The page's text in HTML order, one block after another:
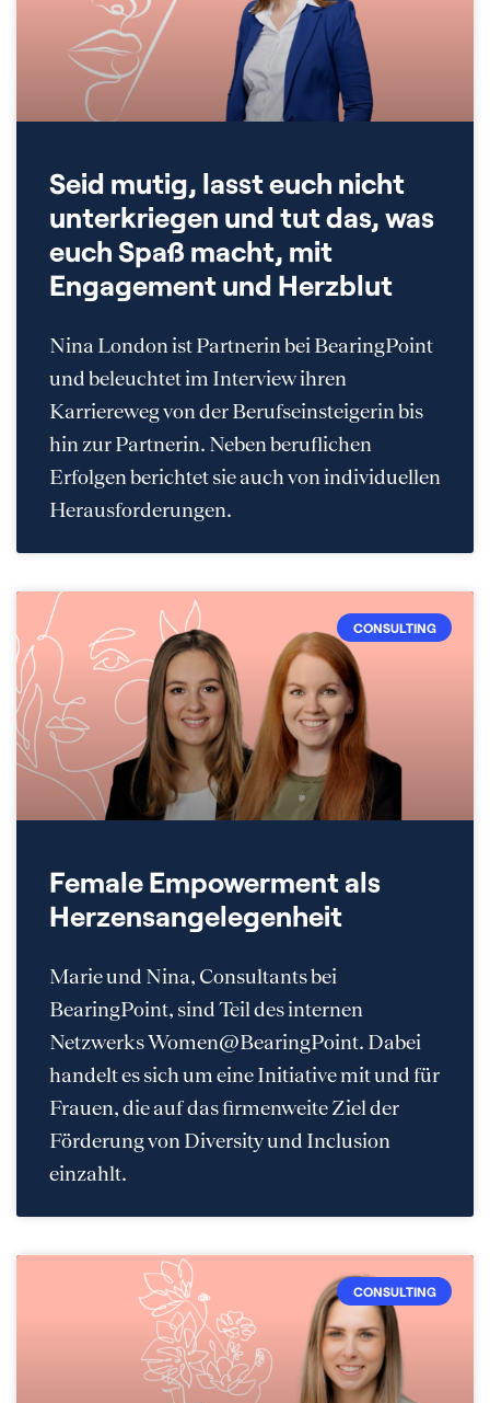
Seid mutig, lasst euch nicht
unterkriegen und tut das, was
euch Spaß macht, mit
Engagement und Herzblut
Nina London ist Partnerin bei BearingPoint
und beleuchtet im Interview ihren
Karriereweg von der Berufseinsteigerin bis
hin zur Partnerin. Neben beruflichen
Erfolgen berichtet sie auch von individuellen
Herausforderungen.
CONSULTING
Female Empowerment als
Herzensangelegenheit
Marie und Nina, Consultants bei
BearingPoint, sind Teil des internen
Netzwerks Women@BearingPoint. Dabei
handelt es sich um eine Initiative mit und für
Frauen, die auf das firmenweite Ziel der
Förderung von Diversity und Inclusion
einzahlt.
CONSULTING